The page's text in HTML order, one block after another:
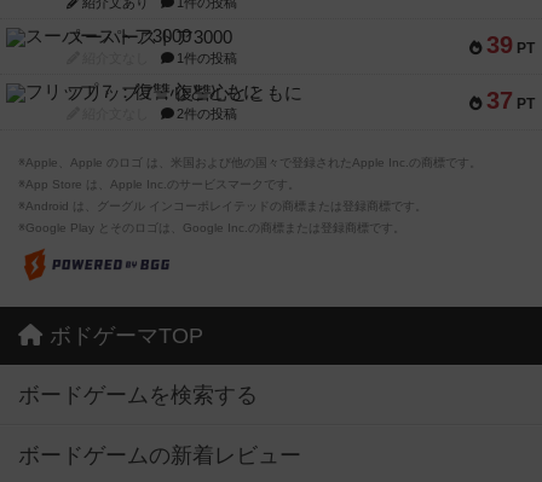
39 PT
スーパーストア3000
1件の投稿
37 PT
フリップ７：復讐心とともに
2件の投稿
※Apple、Apple のロゴ は、米国および他の国々で登録されたApple Inc.の商標です。
※App Store は、Apple Inc.のサービスマークです。
※Android は、グーグル インコーポレイテッドの商標または登録商標です。
※Google Play とそのロゴは、Google Inc.の商標または登録商標です。
ボドゲーマTOP
ボードゲームを検索する
ボードゲームの新着レビュー